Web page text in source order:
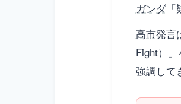
ガンダ「
高市発言
Fight）
強調して